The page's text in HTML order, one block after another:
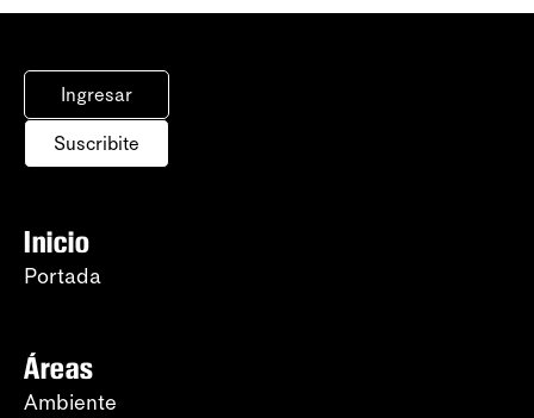
Ingresar
Suscribite
Inicio
Portada
Áreas
Ambiente